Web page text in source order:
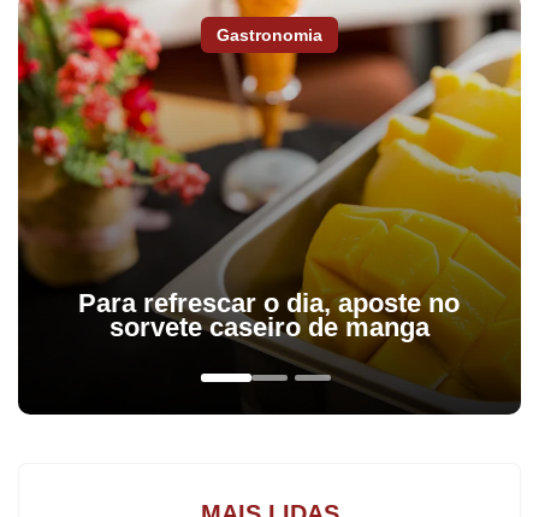
Rogério Micale, técnico da Seleção Brasileira, sabe da
responsabilidade que tem em mãos, pois assumiu o cargo há
Gastronomia
Para refrescar o dia, aposte no
sorvete caseiro de manga